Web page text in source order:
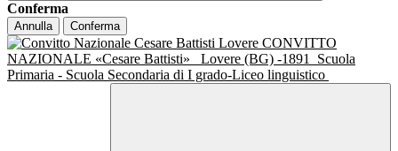
Conferma
Annulla Conferma
CONVITTO
NAZIONALE «Cesare Battisti»
Lovere (BG) -1891
Scuola
Primaria - Scuola Secondaria di I grado-Liceo linguistico